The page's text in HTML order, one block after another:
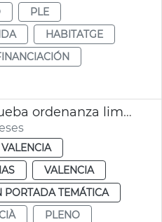
PLE
HABITATGE
Lleno València aprueba ordenanza limpia recogida residuos
VALENCIA
VALENCIA
PORTADA TEMÁTICA
PLENO